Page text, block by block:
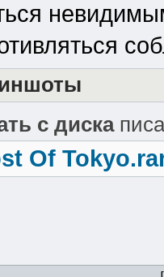
с диска
Of